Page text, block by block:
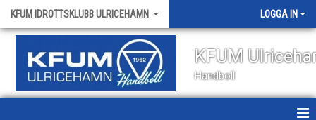
KFUM IDROTTSKLUBB ULRICEHAMN LOGGA IN
KFUM
Handboll